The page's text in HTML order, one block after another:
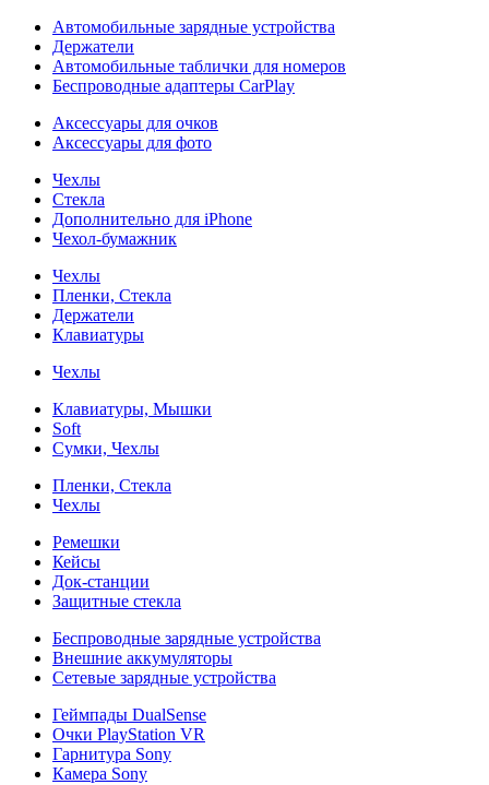
Автомобильные зарядные устройства
Держатели
Автомобильные таблички для номеров
Беспроводные адаптеры CarPlay
Аксессуары для очков
Аксессуары для фото
Чехлы
Стекла
Дополнительно для iPhone
Чехол-бумажник
Чехлы
Пленки, Стекла
Держатели
Клавиатуры
Чехлы
Клавиатуры, Мышки
Soft
Сумки, Чехлы
Пленки, Стекла
Чехлы
Ремешки
Кейсы
Док-станции
Защитные стекла
Беспроводные зарядные устройства
Внешние аккумуляторы
Сетевые зарядные устройства
Геймпады DualSense
Очки PlayStation VR
Гарнитура Sony
Камера Sony